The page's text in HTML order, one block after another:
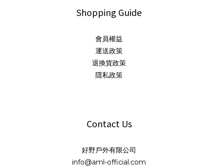
Shopping Guide
會員權益
運送政策
退換貨政策
隱私政策
Contact Us
好野戶外有限公司
info@aml-official.com